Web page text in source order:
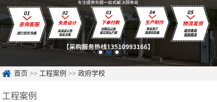
首页 >> 工程案例 >>政府学校
工程案例